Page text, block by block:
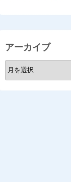
アーカイブ
ア
ー